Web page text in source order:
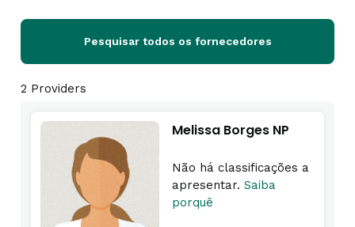
Pesquisar todos os fornecedores
2 Providers
Melissa Borges NP
Não há classificações a
apresentar. Saiba
porquê